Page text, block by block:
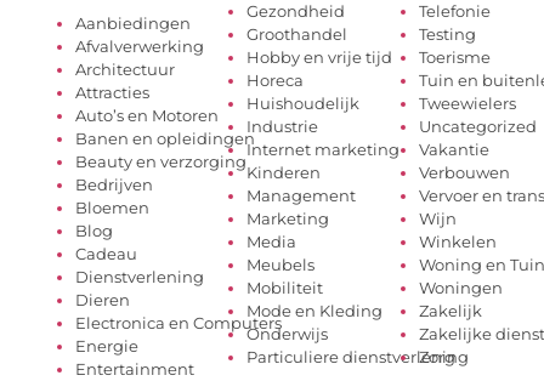
Aanbiedingen
Afvalverwerking
Architectuur
Attracties
Auto’s en Motoren
Banen en opleidingen
Beauty en verzorging
Bedrijven
Bloemen
Blog
Cadeau
Dienstverlening
Dieren
Electronica en Computers
Energie
Entertainment
Gezondheid
Groothandel
Hobby en vrije tijd
Horeca
Huishoudelijk
Industrie
Internet marketing
Kinderen
Management
Marketing
Media
Meubels
Mobiliteit
Mode en Kleding
Onderwijs
Particuliere dienstverlening
Telefonie
Testing
Toerisme
Tuin en
Tweewielers
Uncategorized
Vakantie
Verbouwen
Vervoer en
Wijn
Winkelen
Woning en Tuin
Woningen
Zakelijk
Zakelijke
Zorg